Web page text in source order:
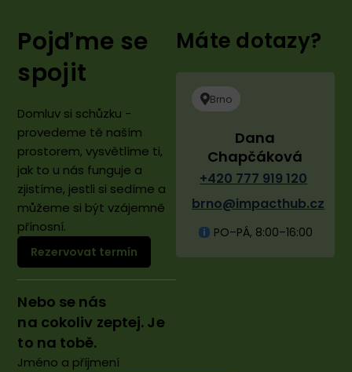
Pojďme se
spojit
Domluv si schůzku -
provedeme tě naším
prostorem, vysvětlíme ti,
jak to u nás funguje a
zjistíme, jestli si sedíme a
můžeme si být vzájemně
přínosní.
Rezervovat termín
Nebo se nás
na cokoliv zeptej. Je
to na tobě.
Jméno a příjmení
Máte dotazy?
Brno
Dana
Chapčáková
+420 777 919 120
brno@impacthub.cz
PO–PÁ, 8:00–16:00